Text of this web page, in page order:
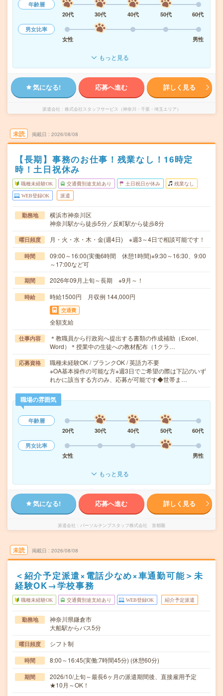
年齢層
20代
30代 40代 50代
60代
男女比率
女性
男性
もっと見る
気になる! 応募へ進む 詳しく見る
派遣会社 株式会社スタッフサービス（神奈川・千葉・埼玉エリア）
未読 掲載日 2026/08/08
【長期】事務のお仕事！残業なし！16時定
時！土日祝休み
職種未経験OK 交通費別途支給あり 土日祝日が休み 残業なし
WEB登録OK 派遣
勤務地
横浜市神奈川区
神奈川駅から徒歩5分／反町駅から徒歩8分
曜日頻度 月・火・水・木・金(週4日) ※週3～4日で相談可能です！
時間
09:00～16:00(実働6時間 休憩1時間)※9:30～16:30、9:00
～17:00など可
期間 2026年09月上旬～長期 ※9月～！
時給 時給1500円 月収例 144,000円
交通費
全額支給
仕事内容
＊教職員から行政宛へ提出する書類の作成補助（Excel、
Word）＊授業中の生徒への教材配布（1クラ…
応募資格
職種未経験OK / ブランクOK / 英語力不要
※OA基本操作の可能な方※週3日でご希望の際は下記のいず
れかに該当する方のみ、応募が可能です◆世帯ま…
職場の雰囲気
年齢層
20代
30代 40代 50代
60代
男女比率
女性
男性
もっと見る
気になる! 応募へ進む 詳しく見る
派遣会社 パーソルテンプスタッフ株式会社 首都圏
未読 掲載日 2026/08/08
＜紹介予定派遣×電話少なめ×車通勤可能＞未
経験OK→学校事務
職種未経験OK 交通費別途支給あり WEB登録OK 紹介予定派遣
勤務地
神奈川県鎌倉市
大船駅からバス5分
曜日頻度 シフト制
時間 8:00～16:45(実働:7時間45分) (休憩60分)
期間
2026/10/上旬～最長6ヶ月の派遣期間後、直接雇用予定
★10月～OK！